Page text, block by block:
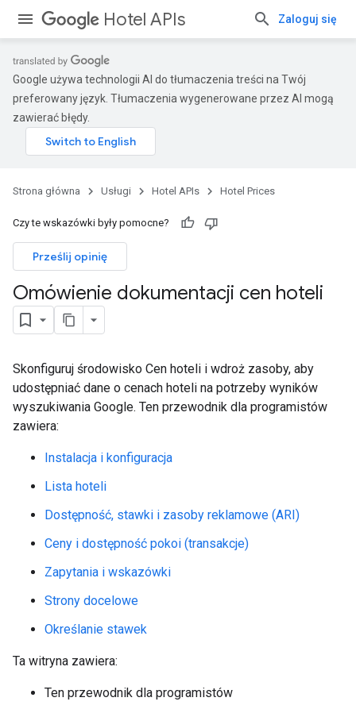
Hotel APIs Zaloguj się
Google używa technologii AI do tłumaczenia treści na Twój
preferowany język. Tłumaczenia wygenerowane przez AI mogą
zawierać błędy.
Strona główna Usługi Hotel APIs Hotel Prices
Czy te wskazówki były pomocne?
Prześlij opinię
Omówienie dokumentacji cen hoteli
Skonfiguruj środowisko Cen hoteli i wdroż zasoby, aby
udostępniać dane o cenach hoteli na potrzeby wyników
wyszukiwania Google. Ten przewodnik dla programistów
zawiera:
Instalacja i konfiguracja
Lista hoteli
Dostępność, stawki i zasoby reklamowe (ARI)
Ceny i dostępność pokoi (transakcje)
Zapytania i wskazówki
Strony docelowe
Określanie stawek
Ta witryna zawiera:
Ten przewodnik dla programistów